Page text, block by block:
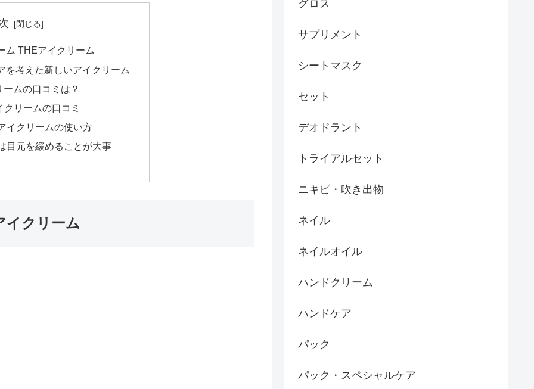
ム THEアイクリーム
を考えた新しいアイクリーム
ムの口コミは？
リームの口コミ
クリームの使い方
目元を緩めることが大事
イクリーム
グロス
サプリメント
シートマスク
セット
デオドラント
トライアルセット
ニキビ・吹き出物
ネイル
ネイルオイル
ハンドクリーム
ハンドケア
パック
パック・スペシャルケア